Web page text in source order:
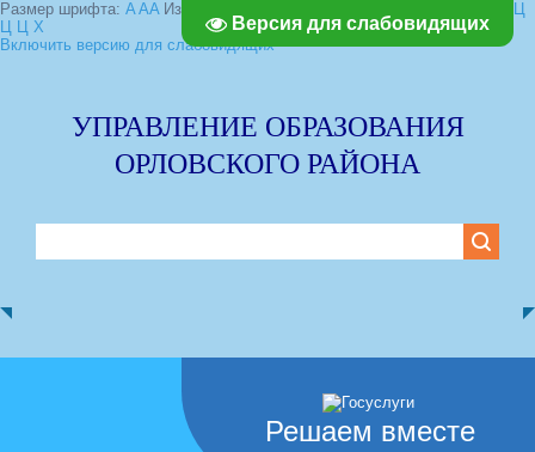
Версия для слабовидящих
Размер шрифта: A AAИзображения
Ц
Ц Ц Х
Включить версию для слабовидящих
УПРАВЛЕНИЕ ОБРАЗОВАНИЯ
ОРЛОВСКОГО РАЙОНА
Решаем вместе